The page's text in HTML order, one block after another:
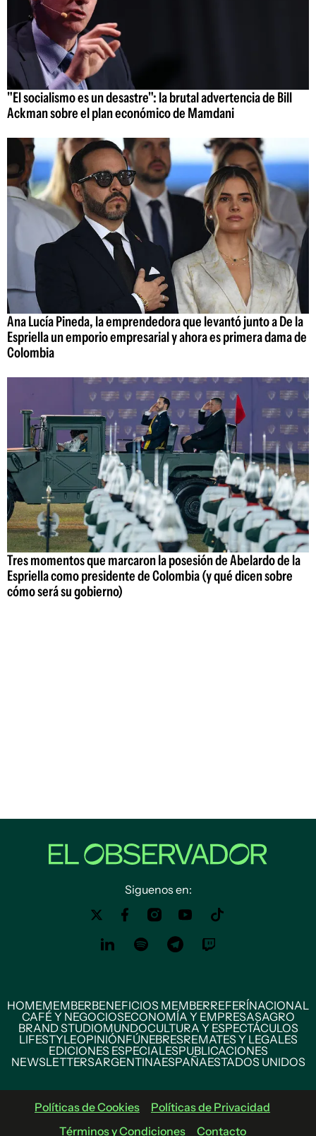
"El socialismo es un desastre": la brutal advertencia de Bill
Ackman sobre el plan económico de Mamdani
Ana Lucía Pineda, la emprendedora que levantó junto a De la
Espriella un emporio empresarial y ahora es primera dama de
Colombia
Tres momentos que marcaron la posesión de Abelardo de la
Espriella como presidente de Colombia (y qué dicen sobre
cómo será su gobierno)
Siguenos en:
HOMEMEMBERBENEFICIOS MEMBERREFERÍNACIONAL
CAFÉ Y NEGOCIOSECONOMÍA Y EMPRESASAGRO
BRAND STUDIOMUNDOCULTURA Y ESPECTÁCULOS
LIFESTYLEOPINIÓNFÚNEBRESREMATES Y LEGALES
EDICIONES ESPECIALESPUBLICACIONES
NEWSLETTERSARGENTINAESPAÑAESTADOS UNIDOS
Políticas de Cookies
Políticas de Privacidad
Términos y Condiciones
Contacto